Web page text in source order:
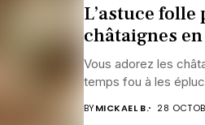
L’astuce
châtaignes
Vous adorez les
temps fou à les
BYMICKAEL B. 28